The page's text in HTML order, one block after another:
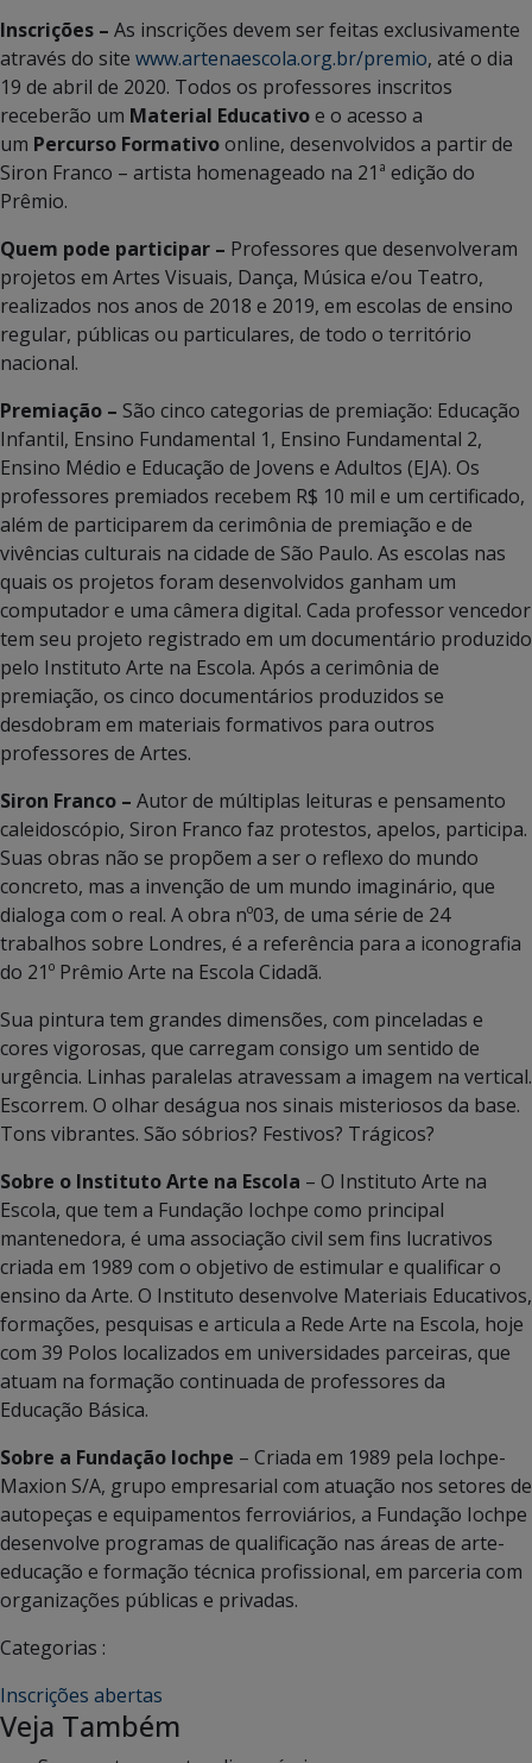
Inscrições – As inscrições devem ser feitas exclusivamente
através do site www.artenaescola.org.br/premio, até o dia
19 de abril de 2020. Todos os professores inscritos
receberão um Material Educativoe o acesso a
um Percurso Formativoonline, desenvolvidos a partir de
Siron Franco – artista homenageado na 21ª edição do
Prêmio.
Quem pode participar – Professores que desenvolveram
projetos em Artes Visuais, Dança, Música e/ou Teatro,
realizados nos anos de 2018 e 2019, em escolas de ensino
regular, públicas ou particulares, de todo o território
nacional.
Premiação – São cinco categorias de premiação: Educação
Infantil, Ensino Fundamental 1, Ensino Fundamental 2,
Ensino Médio e Educação de Jovens e Adultos (EJA). Os
professores premiados recebem R$ 10 mil e um certificado,
além de participarem da cerimônia de premiação e de
vivências culturais na cidade de São Paulo. As escolas nas
quais os projetos foram desenvolvidos ganham um
computador e uma câmera digital. Cada professor vencedor
tem seu projeto registrado em um documentário produzido
pelo Instituto Arte na Escola. Após a cerimônia de
premiação, os cinco documentários produzidos se
desdobram em materiais formativos para outros
professores de Artes.
Siron Franco – Autor de múltiplas leituras e pensamento
caleidoscópio, Siron Franco faz protestos, apelos, participa.
Suas obras não se propõem a ser o reflexo do mundo
concreto, mas a invenção de um mundo imaginário, que
dialoga com o real. A obra nº03, de uma série de 24
trabalhos sobre Londres, é a referência para a iconografia
do 21º Prêmio Arte na Escola Cidadã.
Sua pintura tem grandes dimensões, com pinceladas e
cores vigorosas, que carregam consigo um sentido de
urgência. Linhas paralelas atravessam a imagem na vertical.
Escorrem. O olhar deságua nos sinais misteriosos da base.
Tons vibrantes. São sóbrios? Festivos? Trágicos?
Sobre o Instituto Arte na Escola – O Instituto Arte na
Escola, que tem a Fundação Iochpe como principal
mantenedora, é uma associação civil sem fins lucrativos
criada em 1989 com o objetivo de estimular e qualificar o
ensino da Arte. O Instituto desenvolve Materiais Educativos,
formações, pesquisas e articula a Rede Arte na Escola, hoje
com 39 Polos localizados em universidades parceiras, que
atuam na formação continuada de professores da
Educação Básica.
Sobre a Fundação Iochpe – Criada em 1989 pela Iochpe-
Maxion S/A, grupo empresarial com atuação nos setores de
autopeças e equipamentos ferroviários, a Fundação Iochpe
desenvolve programas de qualificação nas áreas de arte-
educação e formação técnica profissional, em parceria com
organizações públicas e privadas.
Categorias :
Inscrições abertas
Veja Também